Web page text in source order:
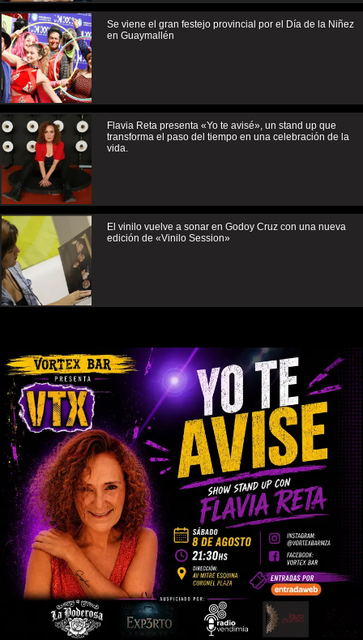
Se viene el gran festejo provincial por el Día de la Niñez
en Guaymallén
Flavia Reta presenta «Yo te avisé», un stand up que
transforma el paso del tiempo en una celebración de la
vida.
El vinilo vuelve a sonar en Godoy Cruz con una nueva
edición de «Vinilo Session»